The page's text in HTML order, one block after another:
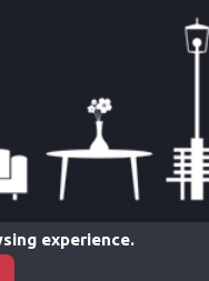
experience.